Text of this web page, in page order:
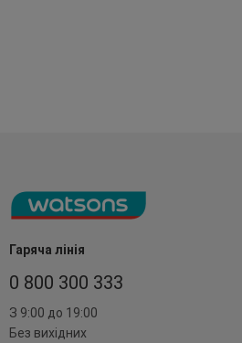
Гаряча лінія
0 800 300 333
З 9:00 до 19:00
Без вихідних